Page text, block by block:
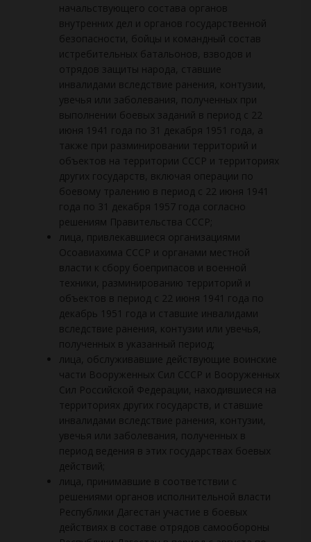
начальствующего состава органов
внутренних дел и органов государственной
безопасности, бойцы и командный состав
истребительных батальонов, взводов и
отрядов защиты народа, ставшие
инвалидами вследствие ранения, контузии,
увечья или заболевания, полученных при
выполнении боевых заданий в период с 22
июня 1941 года по 31 декабря 1951 года, а
также при разминировании территорий и
объектов на территории СССР и территориях
других государств, включая операции по
боевому тралению в период с 22 июня 1941
года по 31 декабря 1957 года согласно
решениям Правительства СССР;
лица, привлекавшиеся организациями
Осоавиахима СССР и органами местной
власти к сбору боеприпасов и военной
техники, разминированию территорий и
объектов в период с 22 июня 1941 года по
декабрь 1951 года и ставшие инвалидами
вследствие ранения, контузии или увечья,
полученных в указанный период;
лица, обслуживавшие действующие воинские
части Вооруженных Сил СССР и Вооруженных
Сил Российской Федерации, находившиеся на
территориях других государств, и ставшие
инвалидами вследствие ранения, контузии,
увечья или заболевания, полученных в
период ведения в этих государствах боевых
действий;
лица, принимавшие в соответствии с
решениями органов исполнительной власти
Республики Дагестан участие в боевых
действиях в составе отрядов самообороны